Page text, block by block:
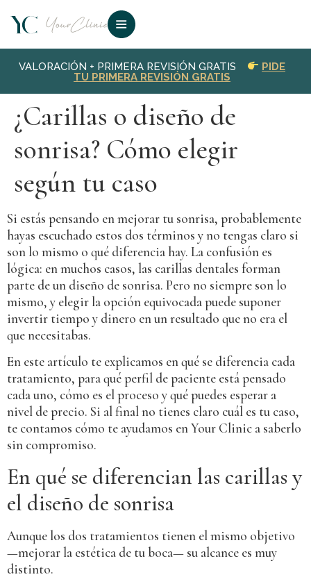
VALORACIÓN + PRIMERA REVISIÓN GRATIS
PIDE
TU PRIMERA REVISIÓN GRATIS
¿Carillas o diseño de
sonrisa? Cómo elegir
según tu caso
Si estás pensando en mejorar tu sonrisa, probablemente
hayas escuchado estos dos términos y no tengas claro si
son lo mismo o qué diferencia hay. La confusión es
lógica: en muchos casos, las carillas dentales forman
parte de un diseño de sonrisa. Pero no siempre son lo
mismo, y elegir la opción equivocada puede suponer
invertir tiempo y dinero en un resultado que no era el
que necesitabas.
En este artículo te explicamos en qué se diferencia cada
tratamiento, para qué perfil de paciente está pensado
cada uno, cómo es el proceso y qué puedes esperar a
nivel de precio. Si al final no tienes claro cuál es tu caso,
te contamos cómo te ayudamos en Your Clinic a saberlo
sin compromiso.
En qué se diferencian las carillas y
el diseño de sonrisa
Aunque los dos tratamientos tienen el mismo objetivo
—mejorar la estética de tu boca— su alcance es muy
distinto.